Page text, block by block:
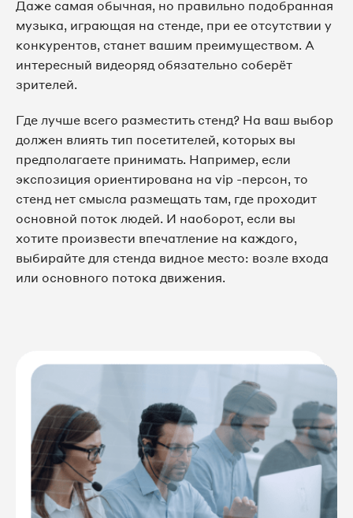
Даже самая обычная, но правильно подобранная
музыка, играющая на стенде, при ее отсутствии у
конкурентов, станет вашим преимуществом. А
интересный видеоряд обязательно соберёт
зрителей.
Где лучше всего разместить стенд? На ваш выбор
должен влиять тип посетителей, которых вы
предполагаете принимать. Например, если
экспозиция ориентирована на vip -персон, то
стенд нет смысла размещать там, где проходит
основной поток людей. И наоборот, если вы
хотите произвести впечатление на каждого,
выбирайте для стенда видное место: возле входа
или основного потока движения.